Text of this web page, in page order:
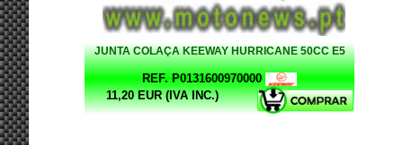
JUNTA COLAÇA KEEWAY HURRICANE 50CC E5
REF. P0131600970000
11,20 EUR (IVA INC.)